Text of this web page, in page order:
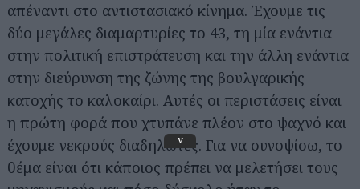
απέναντι στο αντιστασιακό κίνημα. Έχουμε τις
δύο μεγάλες διαμαρτυρίες το 43, τη μία ενάντια
στην πολιτική επιστράτευση και την άλλη ενάντια
στην διεύρυνση της ζώνης της βουλγαρικής
κατοχής το καλοκαίρι. Αυτές οι περιστάσεις είναι
η πρώτη φορά που χτυπάνε πλέον στο ψαχνό και
έχουμε νεκρούς διαδηλωτές. Για να συνοψίσω, το
θέμα είναι ότι κάποιος πρέπει να μελετήσει τους
v